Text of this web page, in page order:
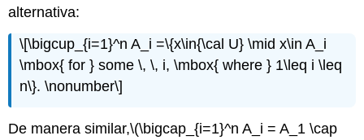
alternativa:
\[\bigcup_{i=1}^n A_i =\{x\in{\cal U} \mid x\in A_i
\mbox{ for } some \, \, i, \mbox{ where } 1\leq i \leq
n\}. \nonumber\]
De manera similar,\(\bigcap_{i=1}^n A_i = A_1 \cap